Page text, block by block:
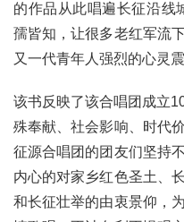
的作品从此唱遍长征沿线
孺皆知，让很多老红军流
又一代青年人强烈的心灵震
该书反映了该合唱团成立
殊奉献、社会影响、时代
征源合唱团的团友们坚持
内心的对家乡红色圣土、
和长征壮举的由衷景仰，